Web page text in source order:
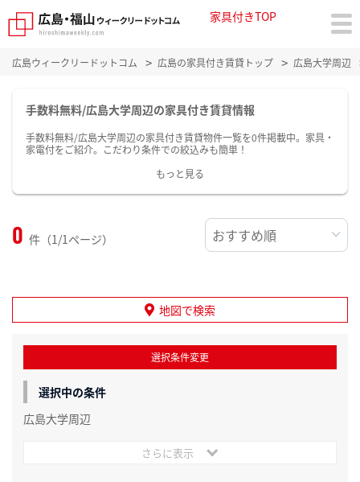
家具付きTOP
広島ウィークリードットコム 広島の家具付き賃貸トップ 広島大学周辺
手数料無料/広島大学周辺の家具付き賃貸情報
手数料無料/広島大学周辺の家具付き賃貸物件一覧を0件掲載中。家具・
家電付をご紹介。こだわり条件での絞込みも簡単！
もっと見る
0 件（1/1ページ）
地図で検索
選択条件変更
選択中の条件
広島大学周辺
さらに表示